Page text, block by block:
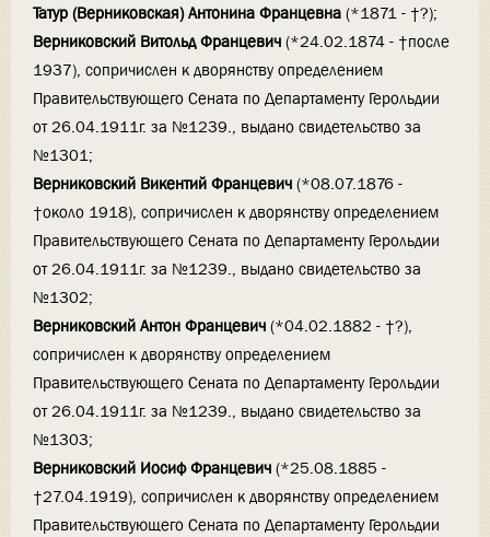
Татур (Верниковская) Антонина Францевна (*1871 - †?);
Верниковский Витольд Францевич (*24.02.1874 - †после
1937), сопричислен к дворянству определением
Правительствующего Сената по Департаменту Герольдии
от 26.04.1911г. за №1239., выдано свидетельство за
№1301;
Верниковский Викентий Францевич (*08.07.1876 -
†около 1918), сопричислен к дворянству определением
Правительствующего Сената по Департаменту Герольдии
от 26.04.1911г. за №1239., выдано свидетельство за
№1302;
Верниковский Антон Францевич (*04.02.1882 - †?),
сопричислен к дворянству определением
Правительствующего Сената по Департаменту Герольдии
от 26.04.1911г. за №1239., выдано свидетельство за
№1303;
Верниковский Иосиф Францевич (*25.08.1885 -
†27.04.1919), сопричислен к дворянству определением
Правительствующего Сената по Департаменту Герольдии